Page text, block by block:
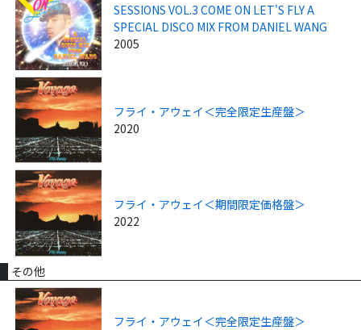
SESSIONS VOL.3 COME ON LET'S FLY A
SPECIAL DISCO MIX FROM DANIEL WANG
2005
フライ・アウェイ＜完全限定生産盤＞
2020
フライ・アウェイ＜期間限定価格盤＞
2022
その他
フライ・アウェイ＜完全限定生産盤＞